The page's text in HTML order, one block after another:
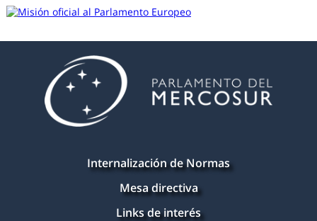
Internalización de Normas
Mesa directiva
Links de interés